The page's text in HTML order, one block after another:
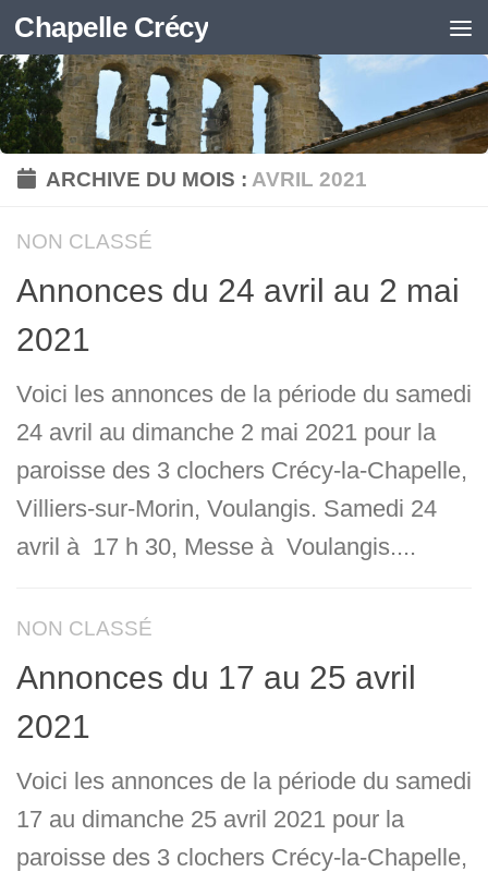
Skip to content
Chapelle Crécy
ARCHIVE DU MOIS : AVRIL 2021
NON CLASSÉ
Annonces du 24 avril au 2 mai
2021
Voici les annonces de la période du samedi
24 avril au dimanche 2 mai 2021 pour la
paroisse des 3 clochers Crécy-la-Chapelle,
Villiers-sur-Morin, Voulangis. Samedi 24
avril à 17 h 30, Messe à Voulangis....
NON CLASSÉ
Annonces du 17 au 25 avril
2021
Voici les annonces de la période du samedi
17 au dimanche 25 avril 2021 pour la
paroisse des 3 clochers Crécy-la-Chapelle,